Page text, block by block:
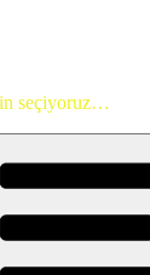
seçiyoruz…